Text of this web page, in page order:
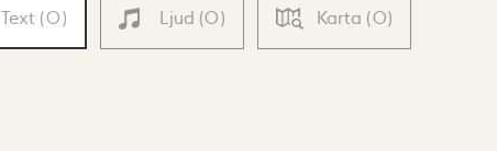
Text (0) Ljud (0) Karta (0)